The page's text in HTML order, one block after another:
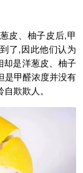
皮、柚子皮后,甲
了,因此他们认为
是洋葱皮、柚子
是甲醛浓度并没有
欺欺人。